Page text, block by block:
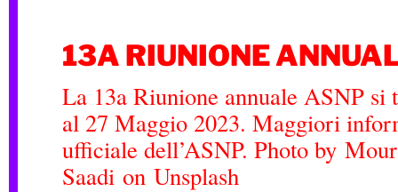
13A RIUNIONE
La 13a Riunione annuale ASNP si
al 27 Maggio 2023. Maggiori
ufficiale dell’ASNP. Photo by
Saadi on Unsplash